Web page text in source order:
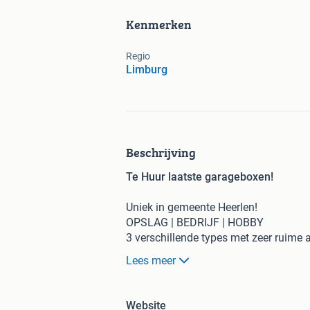
Kenmerken
Regio
Limburg
Beschrijving
Te Huur laatste garageboxen!
Uniek in gemeente Heerlen!
OPSLAG | BEDRIJF | HOBBY
3 verschillende types met zeer ruime
Op een zeer strategische locatie
Lees meer
Website